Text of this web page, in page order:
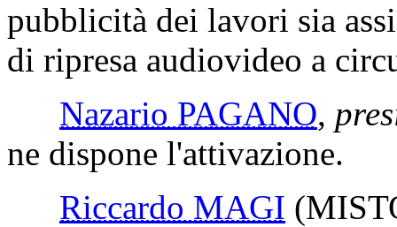
pubblicità dei lavori sia
di ripresa audiovideo a
Nazario PAGANO,
ne dispone l'attivazione.
Riccardo MAGI